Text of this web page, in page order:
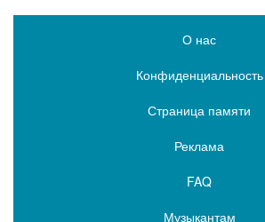
О нас
Конфиденциальность
Страница памяти
Реклама
FAQ
Музыкантам